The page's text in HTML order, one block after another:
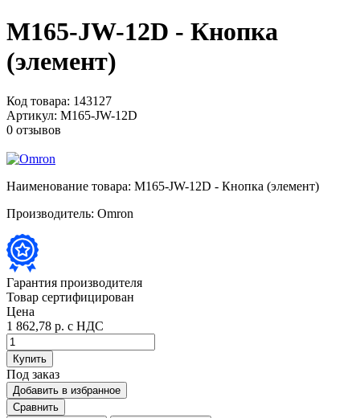
M165-JW-12D - Кнопка
(элемент)
Код товара: 143127
Артикул: M165-JW-12D
0 отзывов
Наименование товара: M165-JW-12D - Кнопка (элемент)
Производитель: Omron
Гарантия производителя
Товар сертифицирован
Цена
1 862,78 р. с НДС
Купить
Под заказ
Добавить в избранное
Сравнить